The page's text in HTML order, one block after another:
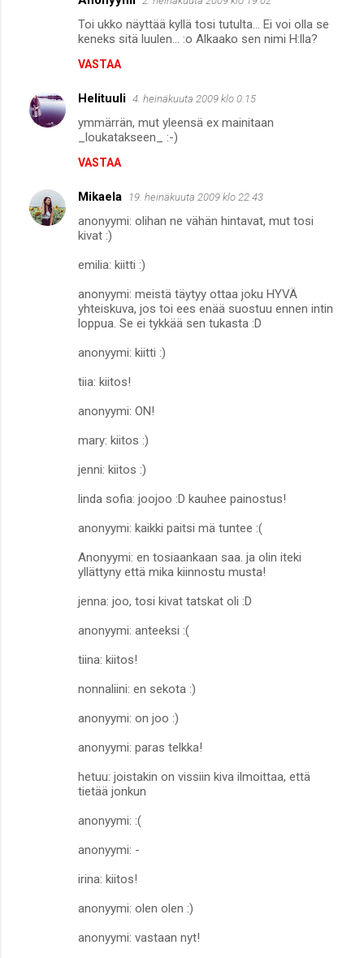
Toi ukko näyttää kyllä tosi tutulta... Ei voi olla se
keneks sitä luulen... :o Alkaako sen nimi H:lla?
VASTAA
Helituuli 4. heinäkuuta 2009 klo 0.15
ymmärrän, mut yleensä ex mainitaan
_loukatakseen_ :-)
VASTAA
Mikaela 19. heinäkuuta 2009 klo 22.43
anonyymi: olihan ne vähän hintavat, mut tosi
kivat :)
emilia: kiitti :)
anonyymi: meistä täytyy ottaa joku HYVÄ
yhteiskuva, jos toi ees enää suostuu ennen intin
loppua. Se ei tykkää sen tukasta :D
anonyymi: kiitti :)
tiia: kiitos!
anonyymi: ON!
mary: kiitos :)
jenni: kiitos :)
linda sofia: joojoo :D kauhee painostus!
anonyymi: kaikki paitsi mä tuntee :(
Anonyymi: en tosiaankaan saa. ja olin iteki
yllättyny että mika kiinnostu musta!
jenna: joo, tosi kivat tatskat oli :D
anonyymi: anteeksi :(
tiina: kiitos!
nonnaliini: en sekota :)
anonyymi: on joo :)
anonyymi: paras telkka!
hetuu: joistakin on vissiin kiva ilmoittaa, että
tietää jonkun
anonyymi: :(
anonyymi: -
irina: kiitos!
anonyymi: olen olen :)
anonyymi: vastaan nyt!